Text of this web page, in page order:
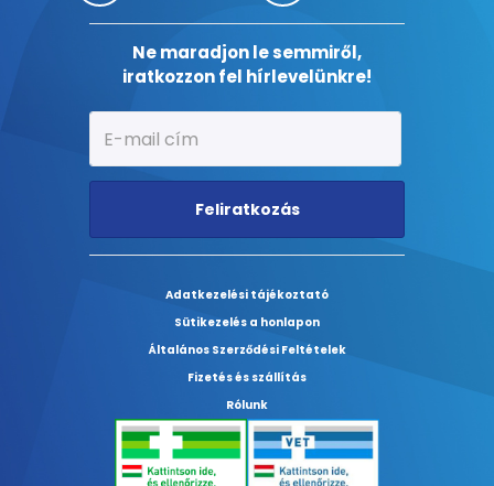
Ne maradjon le semmiről,
iratkozzon fel hírlevelünkre!
Feliratkozás
Adatkezelési tájékoztató
Sütikezelés a honlapon
Általános Szerződési Feltételek
Fizetés és szállítás
Rólunk